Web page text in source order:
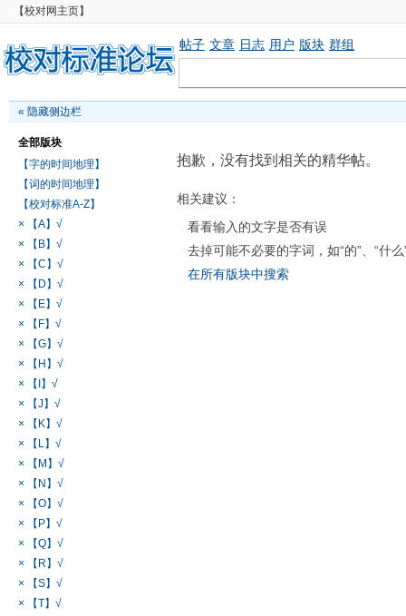
【校对网主页】
帖子 文章 日志 用户 版块 群组
« 隐藏侧边栏
全部版块
【字的时间地理】
【词的时间地理】
【校对标准A-Z】
× 【A】√
× 【B】√
× 【C】√
× 【D】√
× 【E】√
× 【F】√
× 【G】√
× 【H】√
× 【I】√
× 【J】√
× 【K】√
× 【L】√
× 【M】√
× 【N】√
× 【O】√
× 【P】√
× 【Q】√
× 【R】√
× 【S】√
× 【T】√
抱歉，没有找到相关的精华帖。
相关建议：
看看输入的文字是否有误
去掉可能不必要的字词，如“的”、“什么
在所有版块中搜索